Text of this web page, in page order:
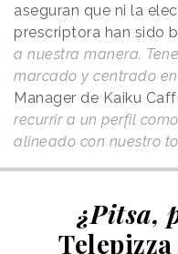
aseguran que ni la
prescriptora han sido
a nuestra manera.
marcado y centrado
Manager de Kaiku
recurrir a un perfil
alineado con nuestro
¿Pitsa,